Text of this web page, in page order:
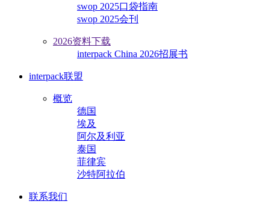
swop 2025口袋指南
swop 2025会刊
2026资料下载
interpack China 2026招展书
interpack联盟
概览
德国
埃及
阿尔及利亚
泰国
菲律宾
沙特阿拉伯
联系我们